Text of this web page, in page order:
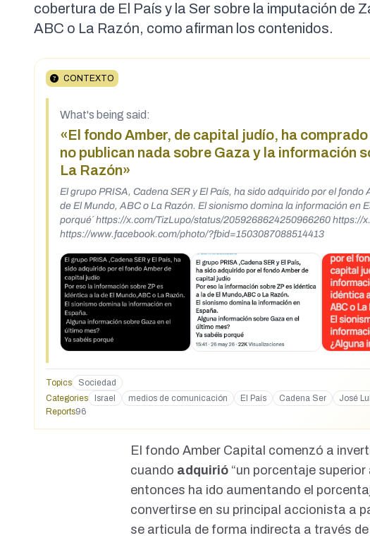
cobertura de El País y la Ser sobre la imputación de
ABC o La Razón, como afirman los contenidos.
CONTEXTO
What's being said:
«El fondo Amber, de capital judío, ha
no publican nada sobre Gaza y la información
La Razón»
El grupo PRISA, Cadena SER y El País, ha sido adquirido por el
de El Mundo, ABC o La Razón. El sionismo domina la información en
porqué´ https://x.com/TizLupo/status/2059268624250966260 https://x.com/game_over_3/status/2059615516856078739
https://www.facebook.com/photo/?fbid=1503087088514413
Topics Sociedad
Categories
Israel medios de comunicación El País Cadena Ser José
Reports96
El fondo Amber Capital comenzó a
cuando adquirió “un porcentaje
entonces ha ido aumentando el
convertirse en su principal accionista a
se articula de forma indirecta a través